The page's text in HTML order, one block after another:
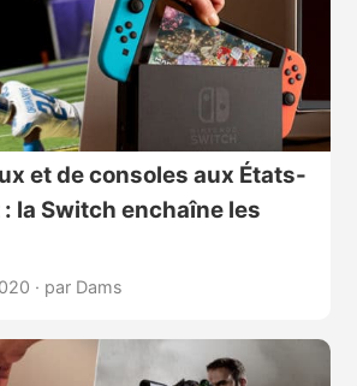
et de consoles aux États-
la Switch enchaîne les
· par Dams